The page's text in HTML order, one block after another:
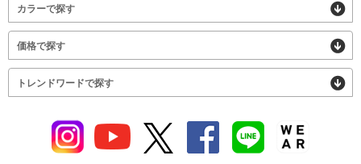
カラーで探す
価格で探す
トレンドワードで探す